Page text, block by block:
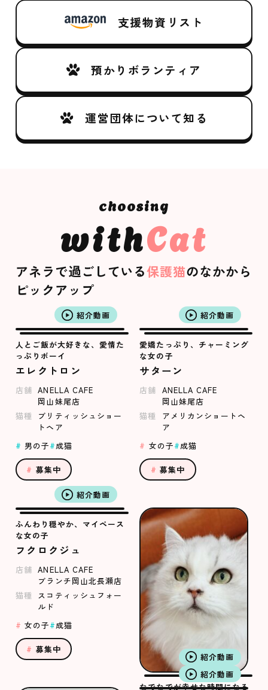
支援物資リスト
預かりボランティア
運営団体について知る
withCat
アネラで過ごしている保護猫のなかから
ピックアップ
紹介動画
人とご飯が大好きな、愛情た
っぷりボーイ
エレクトロン
店舗 ANELLA CAFE
岡山妹尾店
猫種
ブリティッシュショー
トヘア
男の子
成猫
募集中
紹介動画
愛嬌たっぷり、チャーミング
な女の子
サターン
店舗 ANELLA CAFE
岡山妹尾店
猫種
アメリカンショートヘ
ア
女の子
成猫
募集中
紹介動画
ふんわり穏やか、マイペース
な女の子
フクロクジュ
店舗 ANELLA CAFE
ブランチ岡山北長瀬店
猫種
スコティッシュフォー
ルド
女の子
成猫
募集中
紹介動画
なでなでが幸せな時間になる
紹介動画